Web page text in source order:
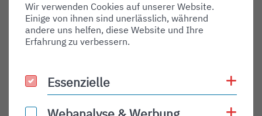
Shortname:
Type:
arrival
PLN
Status Description:
Wir verwenden Cookies auf unserer Website.
Einige von ihnen sind unerlässlich, während
andere uns helfen, diese Website und Ihre
Erfahrung zu verbessern.
Essenzielle
Essenzielle
Webanalyse & Werbung